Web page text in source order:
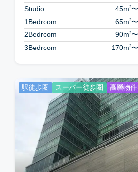
Studio
45m2〜
1Bedroom
65m2〜
2Bedroom
90m2〜
3Bedroom
170m2〜
駅徒歩圏 スーパー徒歩圏 高層物件